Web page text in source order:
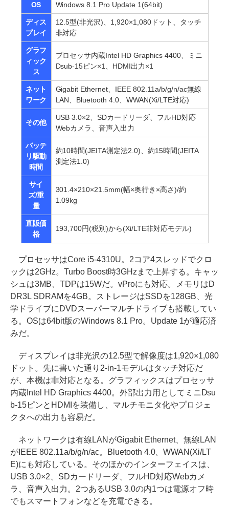
OS Windows 8.1 Pro Update 1(64bit)
ディス
プレイ
12.5型(非光沢)、1,920×1,080ドット、タッチ
非対応
グラフ
ィック
ス
プロセッサ内蔵Intel HD Graphics 4400、ミニ
Dsub-15ピン×1、HDMI出力×1
ネット
ワーク
Gigabit Ethernet、IEEE 802.11a/b/g/n/ac無線
LAN、Bluetooth 4.0、WWAN(Xi/LTE対応)
その他
USB 3.0×2、SDカードリーダ、フルHD対応
Webカメラ、音声入出力
バッテ
リ駆動
時間
約10時間(JEITA測定法2.0)、約15時間(JEITA
測定法1.0)
サイ
ズ/重
量
301.4×210×21.5mm(幅×奥行き×高さ)/約
1.09kg
直販価
格
193,700円(税別)から(Xi/LTE非対応モデル)
プロセッサはCore i5-4310U。2コア4スレッドでクロ
ックは2GHz。Turbo Boost時3GHzまで上昇する。キャッ
シュは3MB、TDPは15Wだ。vProにも対応。メモリはD
DR3L SDRAMを4GB。ストレージはSSDを128GB、光
学ドライブにDVDスーパーマルチドライブも搭載してい
る。OSは64bit版のWindows 8.1 Pro。Update 1が適応済
みだ。
ディスプレイは非光沢の12.5型で解像度は1,920×1,080
ドット。先に書いた通り2-in-1モデルはタッチ対応だ
が、本機は非対応となる。グラフィックスはプロセッサ
内蔵Intel HD Graphics 4400。外部出力用としてミニDsu
b-15ピンとHDMIを装備し、マルチモニタ化やプロジェ
クタへの出力も容易だ。
ネットワークは有線LANがGigabit Ethernet、無線LAN
がIEEE 802.11a/b/g/n/ac。Bluetooth 4.0、WWAN(Xi/LT
E)にも対応している。そのほかのインターフェイスは、
USB 3.0×2、SDカードリーダ、フルHD対応Webカメ
ラ、音声入出力。2つあるUSB 3.0の内1つは電源オフ時
でもスマートフォンなどを充電できる。